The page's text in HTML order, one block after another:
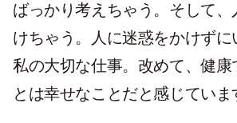
ばっかり考えちゃう。そして
けちゃう。人に迷惑をかけずに
私の大切な仕事。改めて、健康
とは幸せなことだと感じていま